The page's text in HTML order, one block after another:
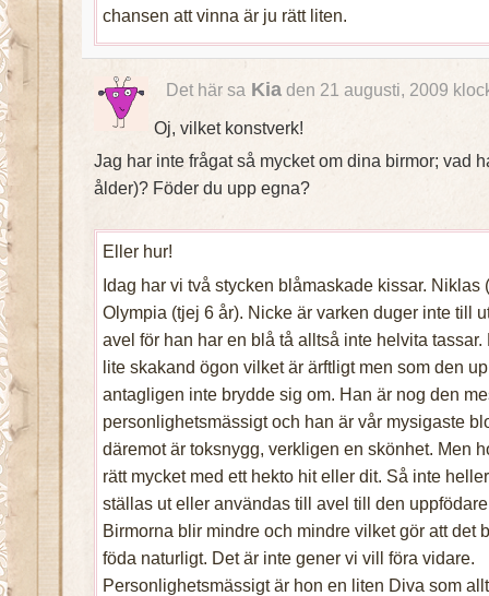
chansen att vinna är ju rätt liten.
Det här sa Kiaden 21 augusti, 2009
Oj, vilket konstverk!
Jag har inte frågat så mycket om dina birmor; vad
ålder)? Föder du upp egna?
Eller hur!
Idag har vi två stycken blåmaskade kissar. Niklas
Olympia (tjej 6 år). Nicke är varken duger inte till
avel för han har en blå tå alltså inte helvita
lite skakand ögon vilket är ärftligt men som den
antagligen inte brydde sig om. Han är nog den
personlighetsmässigt och han är vår mysigaste
däremot är toksnygg, verkligen en skönhet. Men
rätt mycket med ett hekto hit eller dit. Så inte
ställas ut eller användas till avel till den
Birmorna blir mindre och mindre vilket gör att det
föda naturligt. Det är inte gener vi vill föra vidare.
Personlighetsmässigt är hon en liten Diva som